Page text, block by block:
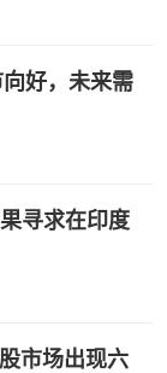
好，未来需
寻求在印度
市场出现六